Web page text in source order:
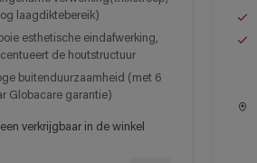
laagdiktebereik)
esthetische eindafwerking,
de houtstructuur
buitenduurzaamheid (met 6
Globacare garantie)
verkrijgbaar in de winkel